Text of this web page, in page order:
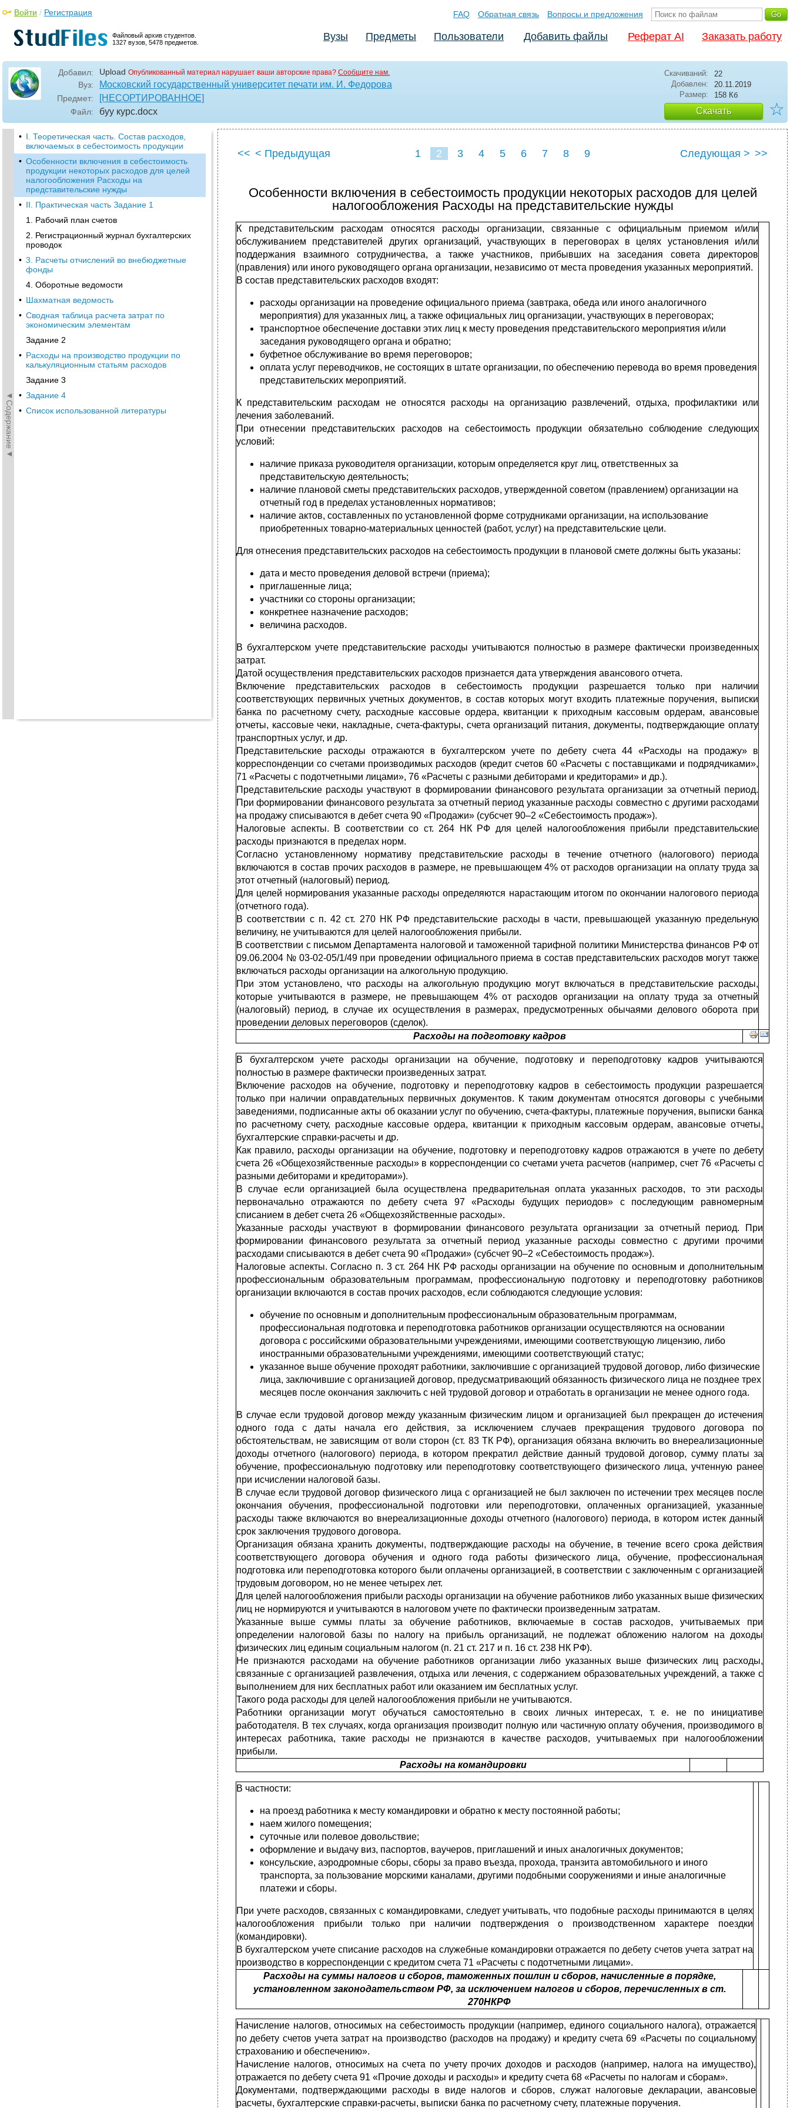
Файловый архив студентов.
1327 вузов, 5478 предметов.
Войти / Регистрация FAQ Обратная связь Вопросы и предложения
Вузы Предметы Пользователи Добавить файлы Реферат AI Заказать работу
Добавил: Upload Опубликованный материал нарушает ваши авторские права? Сообщите нам.
Вуз: Московский государственный университет печати им. И. Федорова
Предмет: [НЕСОРТИРОВАННОЕ]
Файл: буу курс.docx
Скачиваний:
22
Добавлен:
20.11.2019
Размер:
158 Кб
Скачать ☆
◄Содержание◄
• I. Теоретическая часть. Состав расходов,
включаемых в себестоимость продукции
• Особенности включения в себестоимость
продукции некоторых расходов для целей
налогообложения Расходы на
представительские нужды
• II. Практическая часть Задание 1
1. Рабочий план счетов
2. Регистрационный журнал бухгалтерских
проводок
• 3. Расчеты отчислений во внебюджетные
фонды
4. Оборотные ведомости
• Шахматная ведомость
• Сводная таблица расчета затрат по
экономическим элементам
Задание 2
• Расходы на производство продукции по
калькуляционным статьям расходов
Задание 3
• Задание 4
• Список использованной литературы
<< < Предыдущая 1 2 3 4 5 6 7 8 9 Следующая > >>
Особенности включения в себестоимость продукции некоторых расходов для целей
налогообложения Расходы на представительские нужды
К представительским расходам относятся расходы организации, связанные с официальным приемом и/или
обслуживанием представителей других организаций, участвую­щих в переговорах в целях установления и/или
поддержания взаимного сотрудничества, а также участников, прибывших на заседания совета директоров
(правления) или иного руко­водящего органа организации, независимо от места проведения указанных мероприятий.
В состав представительских расходов входят:
расходы организации на проведение официального приема (завтрака, обеда или ино­го аналогичного
мероприятия) для указанных лиц, а также официальных лиц организации, участвующих в переговорах;
транспортное обеспечение доставки этих лиц к месту проведения представительского мероприятия и/или
заседания руководящего органа и обратно;
буфетное обслуживание во время переговоров;
оплата услуг переводчиков, не состоящих в штате организации, по обеспечению пе­ревода во время проведения
представительских мероприятий.
К представительским расходам не относятся расходы на организацию развлечений, от­дыха, профилактики или
лечения заболеваний.
При отнесении представительских расходов на себестоимость продукции обязательно соблюдение следующих
условий:
наличие приказа руководителя организации, которым определяется круг лиц, ответ­ственных за
представительскую деятельность;
наличие плановой сметы представительских расходов, утвержденной советом (прав­лением) организации на
отчетный год в пределах установленных нормативов;
наличие актов, составленных по установленной форме сотрудниками организации, на использование
приобретенных товарно-материальных ценностей (работ, услуг) на представительские цели.
Для отнесения представительских расходов на себестоимость продукции в плановой смете должны быть указаны:
дата и место проведения деловой встречи (приема);
приглашенные лица;
участники со стороны организации;
конкретнее назначение расходов;
величина расходов.
В бухгалтерском учете представительские расходы учитываются полностью в размере фактически произведенных
затрат.
Датой осуществления представительских расходов признается дата утверждения авансового отчета.
Включение представительских расходов в себестоимость продукции разрешается толь­ко при наличии
соответствующих первичных учетных документов, в состав которых могут входить платежные поручения, выписки
банка по расчетному счету, расходные кассовые ордера, квитанции к приходным кассовым ордерам, авансовые
отчеты, кассовые чеки, на­кладные, счета-фактуры, счета организаций питания, документы, подтверждающие оплату
транспортных услуг, и др.
Представительские расходы отражаются в бухгалтерском учете по дебету счета 44 «Расходы на продажу» в
корреспонденции со счетами производимых расходов (кредит счетов 60 «Расчеты с поставщиками и подрядчиками»,
71 «Расчеты с подотчетными лицами», 76 «Расчеты с разными дебиторами и кредиторами» и др.).
Представительские расходы участвуют в формировании финансового результата организации за отчетный период.
При формировании финансового результата за отчетный период указанные расходы совместно с другими расходами
на продажу списываются в дебет счета 90 «Продажи» (субсчет 90–2 «Себестоимость продаж»).
Налоговые аспекты. В соответствии со ст. 264 НК РФ для целей налогообложения прибыли представительские
расходы признаются в пределах норм.
Согласно установленному нормативу представительские расходы в течение отчетного (налогового) периода
включаются в состав прочих расходов в размере, не превышающем 4% от расходов организации на оплату труда за
этот отчетный (налоговый) период.
Для целей нормирования указанные расходы определяются нарастающим итогом по окончании налогового периода
(отчетного года).
В соответствии с п. 42 ст. 270 НК РФ представительские расходы в части, превышающей указанную предельную
величину, не учитываются для целей налогообложения прибыли.
В соответствии с письмом Департамента налоговой и таможенной тарифной политики Министерства финансов РФ от
09.06.2004 № 03-02-05/1/49 при проведении официального приема в состав представительских расходов могут также
включаться расходы организа­ции на алкогольную продукцию.
При этом установлено, что расходы на алкогольную продукцию могут включаться в представительские расходы,
которые учитываются в размере, не превышающем 4% от расходов организации на оплату труда за отчетный
(налоговый) период, в случае их осуществления в размерах, предусмотренных обычаями делового оборота при
проведении деловых переговоров (сделок).
Расходы на подготовку кадров
В бухгалтерском учете расходы организации на обучение, подготовку и переподготовку кадров учитываются
полностью в размере фактически произведенных затрат.
Включение расходов на обучение, подготовку и переподготовку кадров в себестоимость продукции разрешается
только при наличии оправдательных первичных документов. К таким документам относятся договоры с учебными
заведениями, подписанные акты об оказании услуг по обучению, счета-фактуры, платежные поручения, выписки банка
по рас­четному счету, расходные кассовые ордера, квитанции к приходным кассовым ордерам, авансовые отчеты,
бухгалтерские справки-расчеты и др.
Как правило, расходы организации на обучение, подготовку и переподготовку кадров отра­жаются в учете по дебету
счета 26 «Общехозяйственные расходы» в корреспонденции со сче­тами учета расчетов (например, счет 76 «Расчеты с
разными дебиторами и кредиторами»).
В случае если организацией была осуществлена предварительная оплата указанных расходов, то эти расходы
первоначально отражаются по дебету счета 97 «Расходы буду­щих периодов» с последующим равномерным
списанием в дебет счета 26 «Общехозяйст­венные расходы».
Указанные расходы участвуют в формировании финансового результата организации за отчетный период. При
формировании финансового результата за отчетный период указанные расходы совместно с другими прочими
расходами списываются в дебет счета 90 «Продажи» (субсчет 90–2 «Себестоимость продаж»).
Налоговые аспекты. Согласно п. 3 ст. 264 НК РФ расходы организации на обучение по основным и дополнительным
профессиональным образовательным программам, профессиональную подготовку и переподготовку работников
организации включаются в состав прочих расходов, если соблюдаются следующие условия:
обучение по основным и дополнительным профессиональным образовательным про­граммам,
профессиональная подготовка и переподготовка работников организации осуще­ствляются на основании
договора с российскими образовательными учреждениями, имеющими соответствующую лицензию, либо
иностранными образовательными учреждениями, имеющими соответствующий статус;
указанное выше обучение проходят работники, заключившие с организацией трудо­вой договор, либо физические
лица, заключившие с организацией договор, предусматри­вающий обязанность физического лица не позднее трех
месяцев после окончания заклю­чить с ней трудовой договор и отработать в организации не менее одного года.
В случае если трудовой договор между указанным физическим лицом и организацией был прекращен до истечения
одного года с даты начала его действия, за исключением случаев прекращения трудового договора по
обстоятельствам, не зависящим от воли сто­рон (ст. 83 ТК РФ), организация обязана включить во внереализационные
доходы отчетно­го (налогового) периода, в котором прекратил действие данный трудовой договор, сумму платы за
обучение, профессиональную подготовку или переподготовку соответствующего физического лица, учтенную ранее
при исчислении налоговой базы.
В случае если трудовой договор физического лица с организацией не был заключен по истечении трех месяцев после
окончания обучения, профессиональной подготовки или переподготовки, оплаченных организацией, указанные
расходы также включаются во внереализационные доходы отчетного (налогового) периода, в котором истек данный
срок заключения трудового договора.
Организация обязана хранить документы, подтверждающие расходы на обучение, в те­чение всего срока действия
соответствующего договора обучения и одного года работы физического лица, обучение, профессиональная
подготовка или переподготовка которого были оплачены организацией, в соответствии с заключенным с организацией
трудовым договором, но не менее четырех лет.
Для целей налогообложения прибыли расходы организации на обучение работников либо указанных выше физических
лиц не нормируются и учитываются в налоговом учете по фактически произведенным затратам.
Указанные выше суммы платы за обучение работников, включаемые в состав расходов, учитываемых при
определении налоговой базы по налогу на прибыль организаций, не подлежат обложению налогом на доходы
физических лиц единым социальным налогом (п. 21 ст. 217 и п. 16 ст. 238 НК РФ).
Не признаются расходами на обучение работников организации либо указанных выше физических лиц расходы,
связанные с организацией развлечения, отдыха или лечения, с содержанием образовательных учреждений, а также с
выполнением для них бесплатных работ или оказанием им бесплатных услуг.
Такого рода расходы для целей налогообложения прибыли не учитываются.
Работники организации могут обучаться самостоятельно в своих личных интересах, т. е. не по инициативе
работодателя. В тех случаях, когда организация производит полную или частичную оплату обучения, производимого в
интересах работника, такие расходы не признаются в качестве расходов, учитываемых при налогообложении
прибыли.
Расходы на командировки
В частности:
на проезд работника к месту командировки и обратно к месту постоянной работы;
наем жилого помещения;
суточные или полевое довольствие;
оформление и выдачу виз, паспортов, ваучеров, приглашений и иных аналогичных документов;
консульские, аэродромные сборы, сборы за право въезда, прохода, транзита авто­мобильного и иного
транспорта, за пользование морскими каналами, другими подобны­ми сооружениями и иные аналогичные
платежи и сборы.
При учете расходов, связанных с командировками, следует учитывать, что подобные расходы принимаются в целях
налогообложения прибыли только при наличии подтвер­ждения о производственном характере поездки
(командировки).
В бухгалтерском учете списание расходов на служебные командировки отражается по дебету счетов учета затрат на
производство в корреспонденции с кредитом счета 71 «Расчеты с подотчетными лицами».
Расходы на суммы налогов и сборов, таможенных пошлин и сборов, начисленные в порядке,
установленном законодательством РФ, за исключением налогов и сборов, перечисленных в ст.
270НКРФ
Начисление налогов, относимых на себестоимость продукции (например, единого соци­ального налога), отражается
по дебету счетов учета затрат на производство (расходов на продажу) и кредиту счета 69 «Расчеты по социальному
страхованию и обеспечению».
Начисление налогов, относимых на счета по учету прочих доходов и расходов (например, налога на имущество),
отражается по дебету счета 91 «Прочие доходы и расходы» и кредиту счета 68 «Расчеты по налогам и сборам».
Документами, подтверждающими расходы в виде налогов и сборов, служат налоговые декларации, авансовые
расчеты, бухгалтерские справки-расчеты, выписки банка по расчетному счету, платежные поручения.